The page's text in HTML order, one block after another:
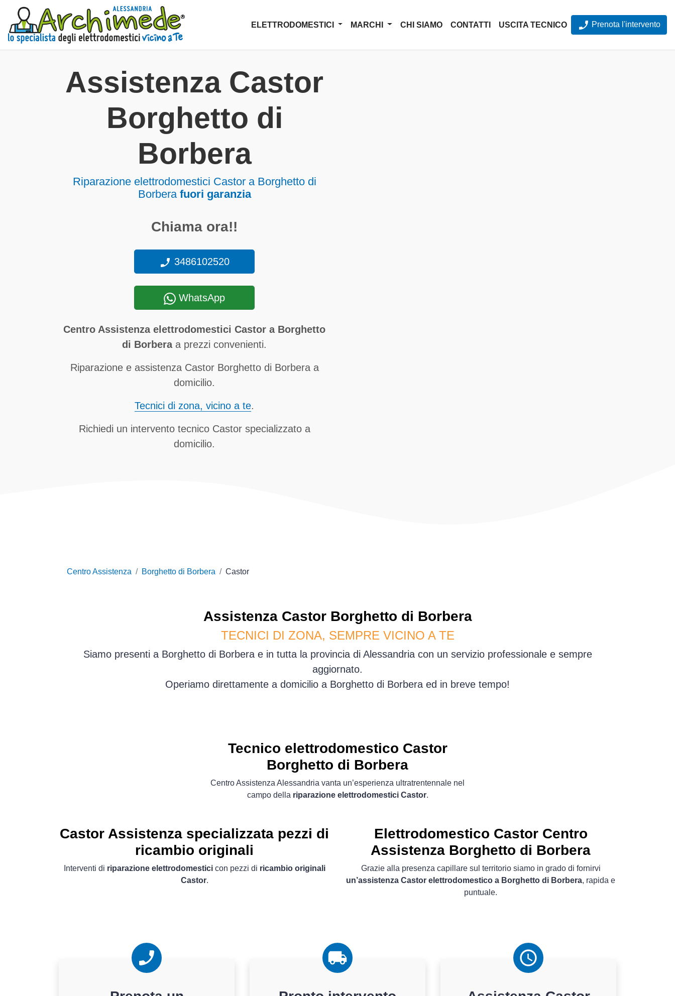
ELETTRODOMESTICI MARCHI CHI SIAMO CONTATTI USCITA TECNICO Prenota l'intervento
Assistenza Castor
Borghetto di
Borbera
Riparazione elettrodomestici Castor a Borghetto di
Borbera fuori garanzia
Chiama ora!!
3486102520
WhatsApp
Centro Assistenza elettrodomestici Castor a Borghetto
di Borberaa prezzi convenienti.
Riparazione e assistenza Castor Borghetto di Borbera a
domicilio.
Tecnici di zona, vicino a te.
Richiedi un intervento tecnico Castor specializzato a
domicilio.
Centro Assistenza Borghetto di Borbera Castor
Assistenza CastorBorghetto di Borbera
TECNICI DI ZONA, SEMPRE VICINO A TE
Siamo presenti a Borghetto di Borbera e in tutta la provincia di Alessandria con un servizio professionale e sempre
aggiornato.
Operiamo direttamente a domicilio a Borghetto di Borbera ed in breve tempo!
Tecnico elettrodomestico Castor
Borghetto di Borbera
Centro Assistenza Alessandria vanta un’esperienza ultratrentennale nel
campo della riparazione elettrodomestici Castor.
Castor Assistenza specializzata pezzi di
ricambio originali
Interventi di riparazione elettrodomesticicon pezzi di ricambio originali
Castor.
Elettrodomestico Castor Centro
Assistenza Borghetto di Borbera
Grazie alla presenza capillare sul territorio siamo in grado di fornirvi
un’assistenza Castor elettrodomestico a Borghetto di Borbera, rapida e
puntuale.